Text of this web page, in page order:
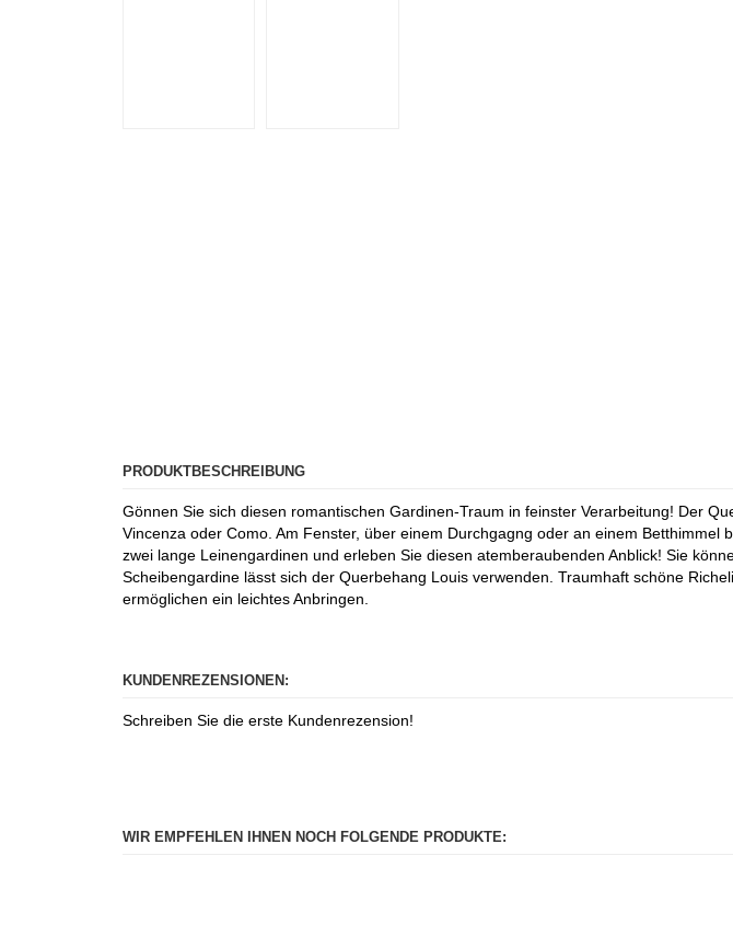
PRODUKTBESCHREIBUNG
Gönnen Sie sich diesen romantischen Gardinen-Traum in feinster Verarbeitung! Der
Vincenza oder Como. Am Fenster, über einem Durchgagng oder an einem
zwei lange Leinengardinen und erleben Sie diesen atemberaubenden Anblick! Sie
Scheibengardine lässt sich der Querbehang Louis verwenden. Traumhaft schöne
ermöglichen ein leichtes Anbringen.
KUNDENREZENSIONEN:
Schreiben Sie die erste Kundenrezension!
WIR EMPFEHLEN IHNEN NOCH FOLGENDE PRODUKTE: